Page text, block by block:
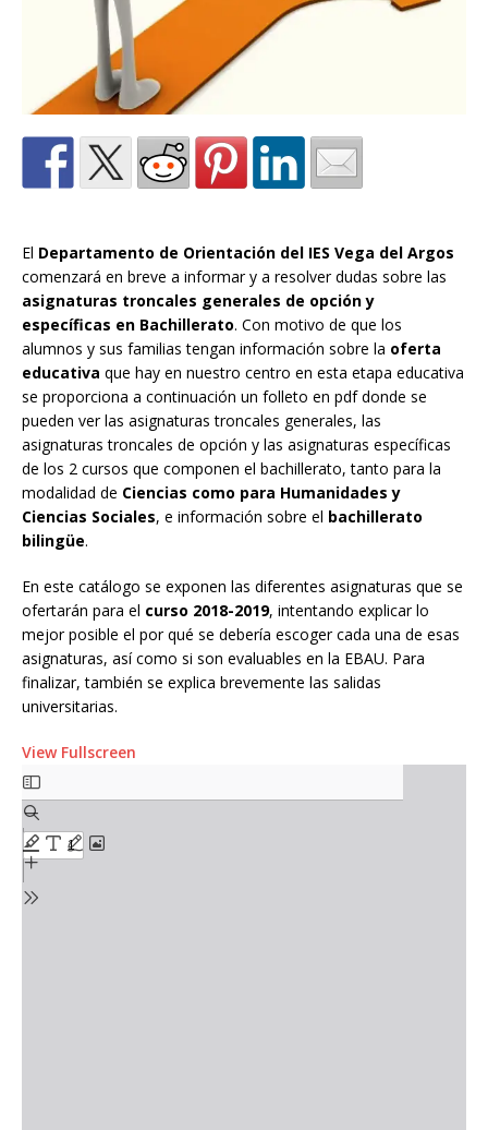
El Departamento de Orientación del IES Vega del Argos
comenzará en breve a informar y a resolver dudas sobre las
asignaturas troncales generales de opción y
específicas en Bachillerato. Con motivo de que los
alumnos y sus familias tengan información sobre la oferta
educativa que hay en nuestro centro en esta etapa educativa
se proporciona a continuación un folleto en pdf donde se
pueden ver las asignaturas troncales generales, las
asignaturas troncales de opción y las asignaturas específicas
de los 2 cursos que componen el bachillerato, tanto para la
modalidad de Ciencias como para Humanidades y
Ciencias Sociales, e información sobre el bachillerato
bilingüe.
En este catálogo se exponen las diferentes asignaturas que se
ofertarán para el curso 2018-2019, intentando explicar lo
mejor posible el por qué se debería escoger cada una de esas
asignaturas, así como si son evaluables en la EBAU. Para
finalizar, también se explica brevemente las salidas
universitarias.
View Fullscreen